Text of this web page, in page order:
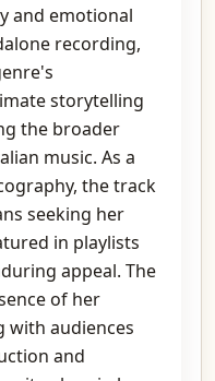
and emotional
recording,
storytelling
the broader
music. As a
the track
seeking her
in playlists
appeal. The
of her
with audiences
and